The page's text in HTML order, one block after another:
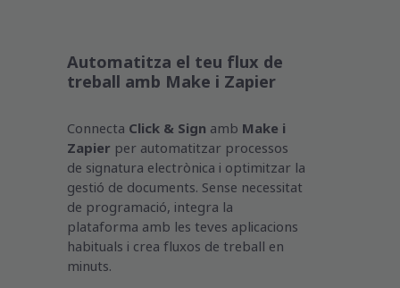
Automatitza el teu flux de
treball amb Make i Zapier
Connecta Click & Sign amb Make i
Zapier per automatitzar processos
de signatura electrònica i optimitzar la
gestió de documents. Sense necessitat
de programació, integra la
plataforma amb les teves aplicacions
habituals i crea fluxos de treball en
minuts.